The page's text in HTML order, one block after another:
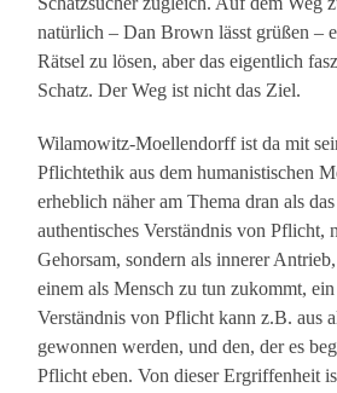
natürlich – Dan Brown lässt grüßen –
Rätsel zu lösen, aber das eigentlich
Schatz. Der Weg ist nicht das Ziel.
Wilamowitz-Moellendorff ist da mit
Pflichtethik aus dem humanistischen
erheblich näher am Thema dran als
authentisches Verständnis von Pflicht,
Gehorsam, sondern als innerer
einem als Mensch zu tun zukommt,
Verständnis von Pflicht kann z.B. aus
gewonnen werden, und den, der es
Pflicht eben. Von dieser Ergriffenheit